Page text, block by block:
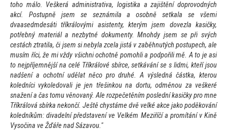
toho málo. Veškerá administrativa, logistika a zajištění doprovodných
akcí. Postupně jsem se seznámila a osobně setkala se všemi
dvaasedmdesáti tříkrálovými asistenty, kterým jsem dovezla kasičky,
potřebný materiál a nezbytné dokumenty. Mnohdy jsem se při svých
cestách ztratila, či jsem si nebyla zcela jistá v zaběhnutých postupech, ale
musím říci, že mi vždy všichni ochotně pomohli a podpořili mě. A to je asi
to nejpříjemnější na celé Tříkrálové sbírce, setkávání se s lidmi, kteří jsou
nadšení a ochotní udělat něco pro druhé. A výsledná částka, kterou
koledníci vykoledovali je jen třešinkou na dortu, odměnou za veškeré
snažení a častomu věnovaný. Ale rozpečetěním poslední kasičky pro mne
Tříkrálová sbírka nekončí. Ještě chystáme dvě velké akce jako poděkování
koledníkům: divadelní představení ve Velkém Meziříčí a promítání v Kině
Vysočina ve Žďáře nad Sázavou."